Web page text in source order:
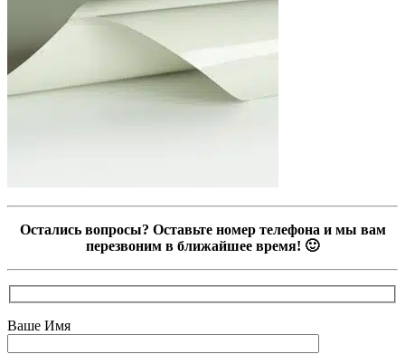
Остались вопросы? Оставьте номер телефона и мы вам
перезвоним в ближайшее время! 🙂
Ваше Имя